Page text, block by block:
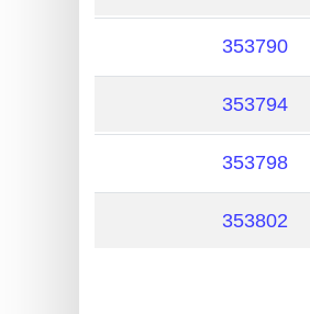
My
Address
353790
353794
353798
353802